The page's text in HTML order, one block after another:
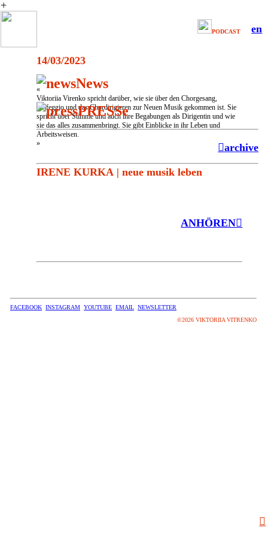
︎
en
News
PRESSe
︎archive
PODCAST
14/03/2023
«
Viktoriia Virenko spricht darüber, wie sie über den Chorgesang,
Solfeggio und das Chordirigieren zur Neuen Musik gekommen ist. Sie
spricht über Stimme und auch ihre Begabungen als Dirigentin und wie
sie das alles zusammenbringt. Sie gibt Einblicke in ihr Leben und
Arbeitsweisen.
»
IRENE KURKA | neue musik leben
ANHÖREN︎︎︎
FACEBOOK INSTAGRAM YOUTUBE EMAIL NEWSLETTER
©2026 VIKTORIIA VITRENKO
︎︎︎